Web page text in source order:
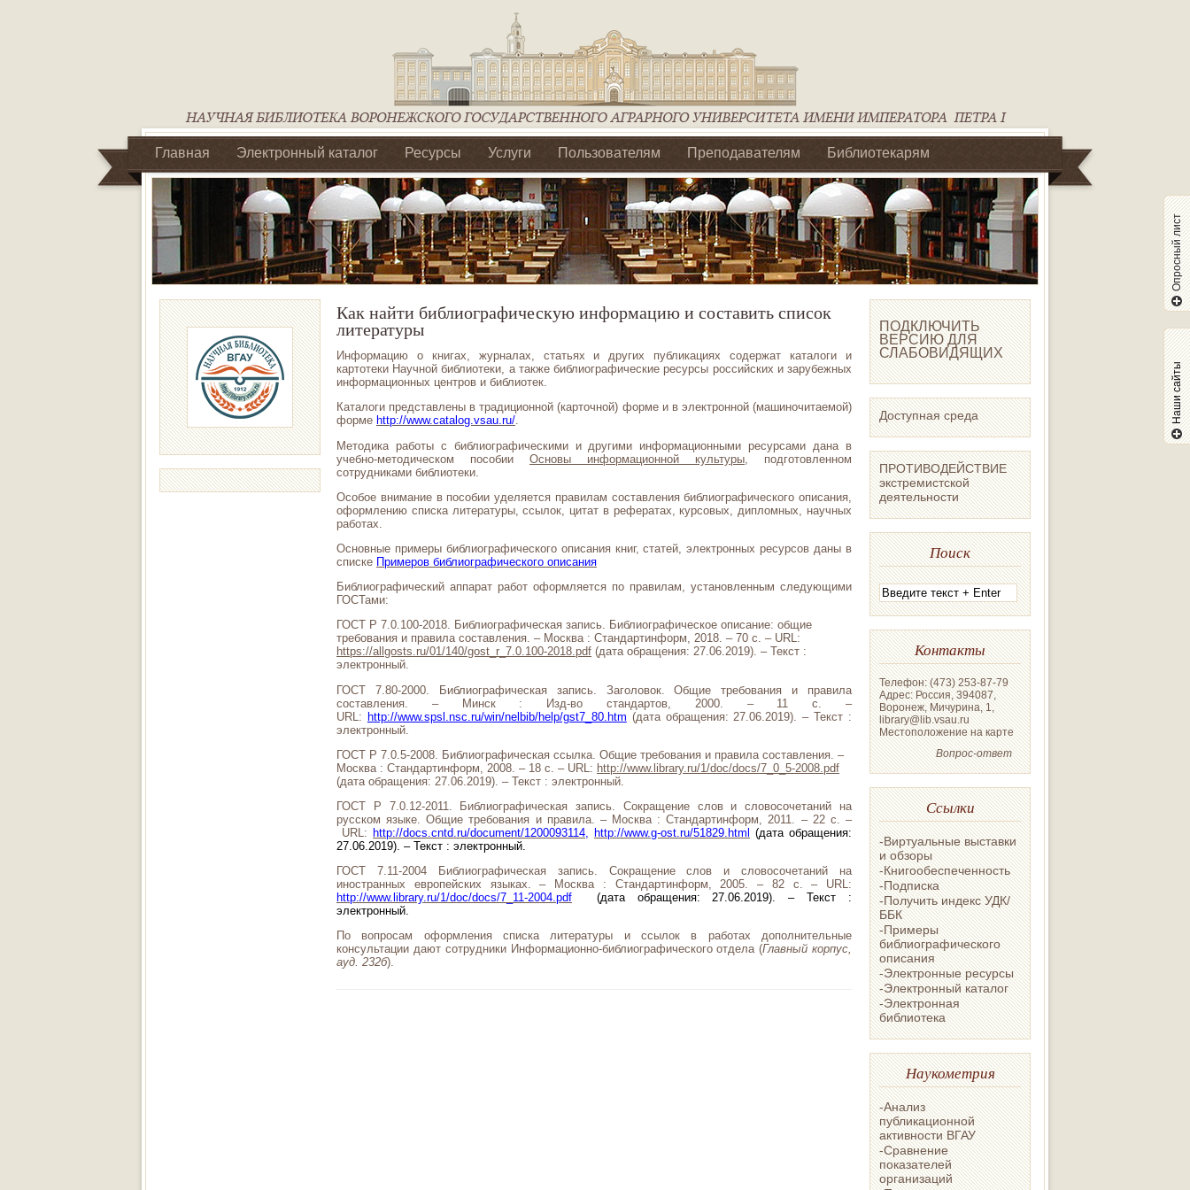
Главная Электронный каталог Ресурсы Услуги Пользователям Преподавателям Библиотекарям
Библиотеки регионального отделения Ассоциации Агрообразование по ЦФО
Как найти библиографическую информацию и составить список
литературы
Информацию о книгах, журналах, статьях и других публикациях содержат каталоги и
картотеки Научной библиотеки, а также библиографические ресурсы российских и зарубежных
информационных центров и библиотек.
Каталоги представлены в традиционной (карточной) форме и в электронной (машиночитаемой)
форме http://www.catalog.vsau.ru/.
Методика работы с библиографическими и другими информационными ресурсами дана в
учебно-методическом пособии Основы информационной культуры , подготовленном
сотрудниками библиотеки.
Особое внимание в пособии уделяется правилам составления библиографического описания,
оформлению списка литературы, ссылок, цитат в рефератах, курсовых, дипломных, научных
работах.
Основные примеры библиографического описания книг, статей, электронных ресурсов даны в
списке Примеров библиографического описания
Библиографический аппарат работ оформляется по правилам, установленным следующими
ГОСТами:
ГОСТ Р 7.0.100-2018. Библиографическая запись. Библиографическое описание: общие
требования и правила составления. – Москва : Стандартинформ, 2018. – 70 с. – URL:
https://allgosts.ru/01/140/gost_r_7.0.100-2018.pdf (дата обращения: 27.06.2019). – Текст :
электронный.
ГОСТ 7.80-2000. Библиографическая запись. Заголовок. Общие требования и правила
составления. – Минск : Изд-во стандартов, 2000. – 11 с. –
URL: http://www.spsl.nsc.ru/win/nelbib/help/gst7_80.htm (дата обращения: 27.06.2019). – Текст :
электронный.
ГОСТ Р 7.0.5-2008. Библиографическая ссылка. Общие требования и правила составления. –
Москва : Стандартинформ, 2008. – 18 с. – URL: http://www.library.ru/1/doc/docs/7_0_5-2008.pdf
(дата обращения: 27.06.2019). – Текст : электронный.
ГОСТ Р 7.0.12-2011. Библиографическая запись. Сокращение слов и словосочетаний на
русском языке. Общие требования и правила. – Москва : Стандартинформ, 2011. – 22 с. –
URL: http://docs.cntd.ru/document/1200093114 http://www.g-ost.ru/51829.html
(дата обращения:
27.06.2019). – Текст : электронный.
ГОСТ 7.11-2004 Библиографическая запись. Сокращение слов и словосочетаний на
иностранных европейских языках. – Москва : Стандартинформ, 2005. – 82 с. – URL:
http://www.library.ru/1/doc/docs/7_11-2004.pdf
(дата обращения: 27.06.2019). – Текст :
электронный.
По вопросам оформления списка литературы и ссылок в работах дополнительные
консультации дают сотрудники Информационно-библиографического отдела (Главный корпус,
ауд. 232б).
ПОДКЛЮЧИТЬ
ВЕРСИЮ ДЛЯ
СЛАБОВИДЯЩИХ
Доступная среда
ПРОТИВОДЕЙСТВИЕ
экстремистской
деятельности
Поиск
Контакты
Телефон: (473) 253-87-79
Адрес: Россия, 394087,
Воронеж, Мичурина, 1,
library@lib.vsau.ru
Местоположение на карте
Вопрос-ответ
Ссылки
-Виртуальные выставки
и обзоры
-Книгообеспеченность
-Подписка
-Получить индекс УДК/
ББК
-Примеры
библиографического
описания
-Электронные ресурсы
-Электронный каталог
-Электронная
библиотека
Наукометрия
-Анализ
публикационной
активности ВГАУ
-Сравнение
показателей
организаций
Опросный лист
Наши сайты